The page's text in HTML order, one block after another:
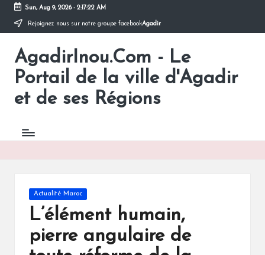
Skip
content
Sun, Aug 9, 2026- 2:17:22 AM
Rejoignez nous sur notre groupe facebookAgadir
AgadirInou.Com - Le
Portail de la ville d'Agadir
et de ses Régions
Toute
l'actualité
ville
en
un
Posted
in
Actualité Maroc
L’élément humain,
pierre angulaire de